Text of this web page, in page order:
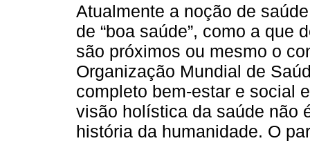
Atualmente a noção de
de “boa saúde”, como a que
são próximos ou mesmo o
Organização Mundial de
completo bem-estar e social
visão holística da saúde não
história da humanidade. O